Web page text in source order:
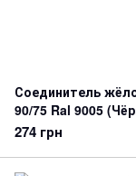
Соединитель
90/75 Ral 9005
274 грн